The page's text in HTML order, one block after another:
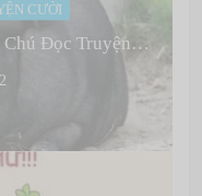
CƯỜI
Chú Đọc Truyện…